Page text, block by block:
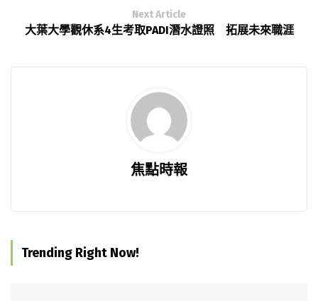
Next Article
大葉大學觀休系4生考取PADI潛水證照 拓展未來職涯
焦點時報
Trending Right Now!